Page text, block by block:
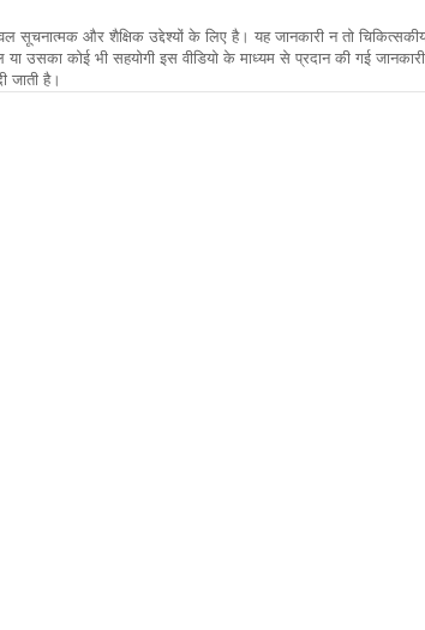
सूचनात्मक और शैक्षिक उद्देश्यों के लिए है। यह जानकारी न तो
उसका कोई भी सहयोगी इस वीडियो के माध्यम से प्रदान की गई जानकारी
जाती है।